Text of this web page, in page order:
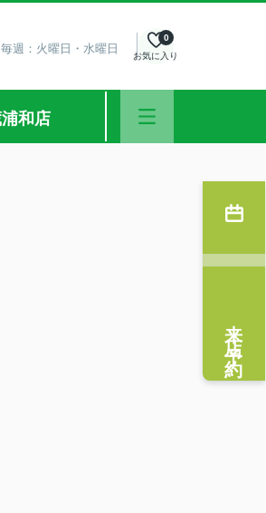
週：火曜日・水曜日 お気に入り
0
和店
来店予約